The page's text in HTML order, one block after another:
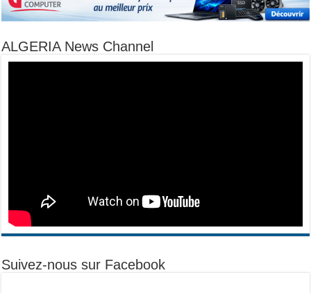
ALGERIA News Channel
Suivez-nous sur Facebook